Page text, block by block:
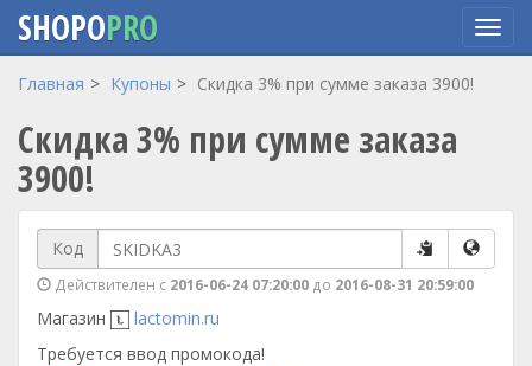
Перейти
основному
содержанию
SHOPOPRO
Главная Купоны Скидка 3% при сумме заказа 3900!
Скидка 3% при сумме заказа
3900!
Код
Действителен с 2016-06-24 07:20:00 до 2016-08-31 20:59:00
Магазин
lactomin.ru
Требуется ввод промокода!